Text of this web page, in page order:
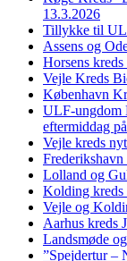
13.3.2026
Tillykke til
Assens og
Horsens
Vejle Kreds
København
ULF-ungdom
eftermiddag
Vejle kreds
Lolland og
Kolding kreds
Vejle og
Aarhus kreds
Landsmøde
”Spejdertur –